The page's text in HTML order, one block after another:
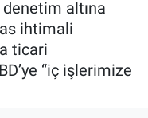
altına
ihtimali
ticari
“iç işlerimize